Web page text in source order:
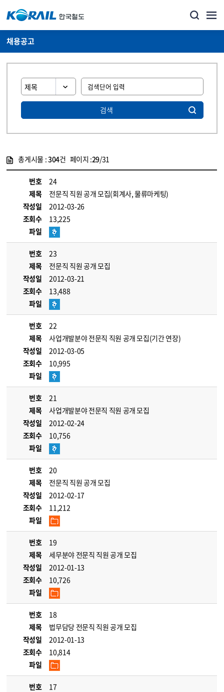
채용공고
검색
총게시물 :304건 페이지 :29/31
번호
24
제목
전문직 직원 공개 모집(회계사, 물류마케팅)
작성일
2012-03-26
조회수
13,225
파일
번호
23
제목
전문직 직원 공개 모집
작성일
2012-03-21
조회수
13,488
파일
번호
22
제목
사업개발분야 전문직 직원 공개 모집(기간 연장)
작성일
2012-03-05
조회수
10,995
파일
번호
21
제목
사업개발분야 전문직 직원 공개 모집
작성일
2012-02-24
조회수
10,756
파일
번호
20
제목
전문직 직원 공개 모집
작성일
2012-02-17
조회수
11,212
파일
번호
19
제목
세무분야 전문직 직원 공개 모집
작성일
2012-01-13
조회수
10,726
파일
번호
18
제목
법무담당 전문직 직원 공개 모집
작성일
2012-01-13
조회수
10,814
파일
번호
17